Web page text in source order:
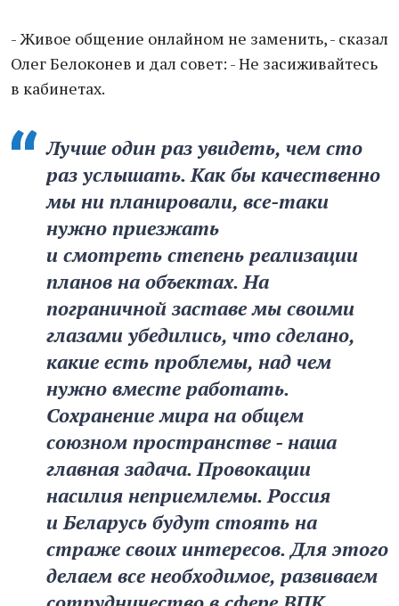
- Живое общение онлайном не заменить, - сказал
Олег Белоконев и дал совет: - Не засиживайтесь
в кабинетах.
Лучше один раз увидеть, чем сто
раз услышать. Как бы качественно
мы ни планировали, все-таки
нужно приезжать
и смотреть степень реализации
планов на объектах. На
пограничной заставе мы своими
глазами убедились, что сделано,
какие есть проблемы, над чем
нужно вместе работать.
Сохранение мира на общем
союзном пространстве - наша
главная задача. Провокации
насилия неприемлемы. Россия
и Беларусь будут стоять на
страже своих интересов. Для этого
делаем все необходимое, развиваем